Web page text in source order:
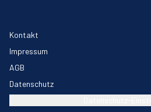
Kontakt
Impressum
AGB
Datenschutz